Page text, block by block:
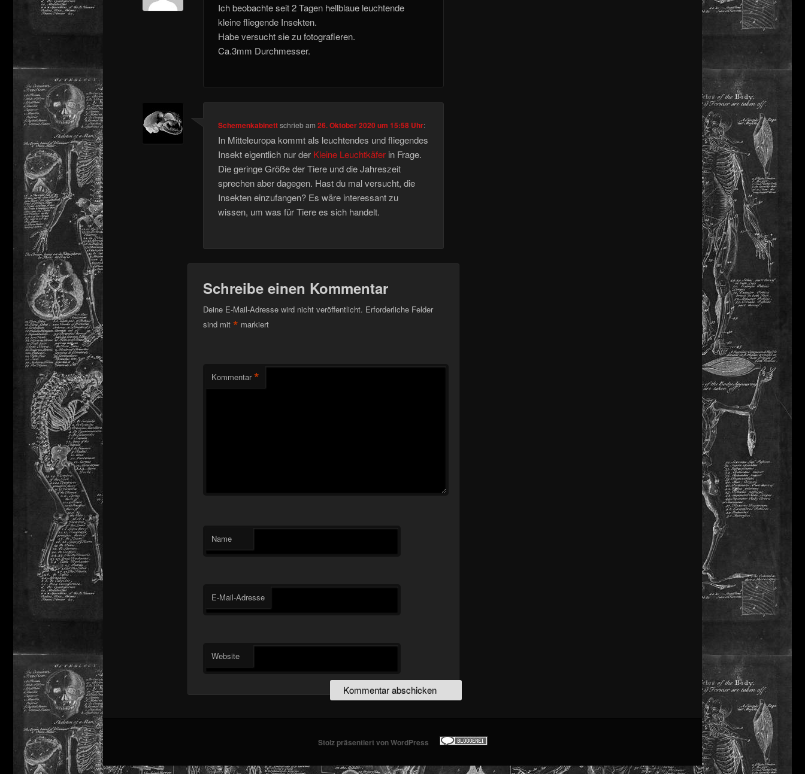
Ich beobachte seit 2 Tagen hellblaue leuchtende
kleine fliegende Insekten.
Habe versucht sie zu fotografieren.
Ca.3mm Durchmesser.
Schemenkabinettschriebam26. Oktober 2020 um 15:58 Uhr:
In Mitteleuropa kommt als leuchtendes und fliegendes
Insekt eigentlich nur der Kleine Leuchtkäfer in Frage.
Die geringe Größe der Tiere und die Jahreszeit
sprechen aber dagegen. Hast du mal versucht, die
Insekten einzufangen? Es wäre interessant zu
wissen, um was für Tiere es sich handelt.
Schreibe einen Kommentar
Deine E-Mail-Adresse wird nicht veröffentlicht. Erforderliche Felder
sind mit * markiert
Kommentar *
Name
E-Mail-Adresse
Website
Stolz präsentiert von WordPress